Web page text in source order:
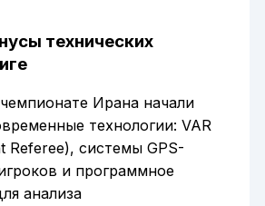
технических
Ирана начали
технологии: VAR
Referee), системы GPS-
и программное
анализа